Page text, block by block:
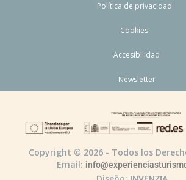
Política de privacidad
Cookies
Accesibilidad
Newsletter
Copyright © 2026 - Todos los
Email: